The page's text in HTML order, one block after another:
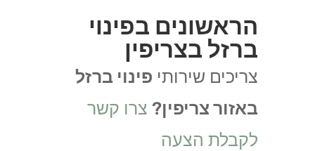
הראשונים בפינוי
ברזל בצריפין
צריכים שירותי פינוי ברזל
באזור צריפין? צרו קשר
לקבלת הצעה